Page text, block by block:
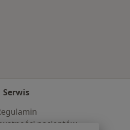
Serwis
pacjentów